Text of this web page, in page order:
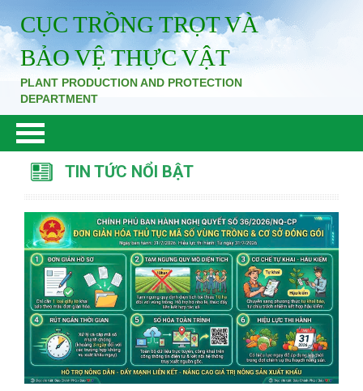
CỤC TRỒNG TRỌT VÀ
BẢO VỆ THỰC VẬT
PLANT PRODUCTION AND PROTECTION
DEPARTMENT
TIN TỨC NỔI BẬT